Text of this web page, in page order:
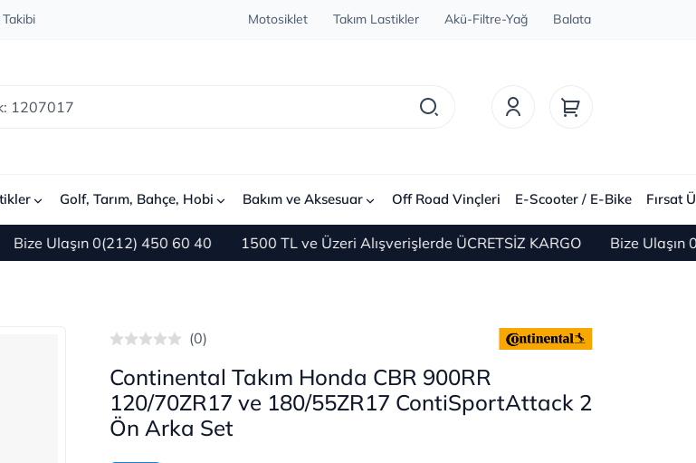
Motosiklet Takım Lastikler Akü-Filtre-Yağ Balata
Golf, Tarım, Bahçe, Hobi Bakım ve Aksesuar Off Road Vinçleri E-Scooter / E-Bike Fırsat
Ulaşın 0(212) 450 60 40 1500 TL ve Üzeri Alışverişlerde ÜCRETSİZ KARGO Bize Ulaşın
(0)
Continental Takım Honda CBR 900RR
120/70ZR17 ve 180/55ZR17 ContiSportAttack 2
Ön Arka Set